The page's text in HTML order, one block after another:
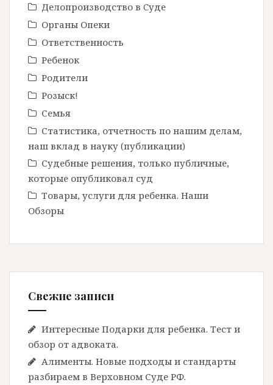
Делопроизводство в Cуде
Органы Опеки
Ответственность
Ребенок
Родители
Розыск!
Семья
Статистика, отчетность по нашим делам,
наш вклад в науку (публикации)
Судебные решения, только публичные,
которые опубликовал суд
Товары, услуги для ребенка. Наши
Обзоры
Свежие записи
Интересные Подарки для ребенка. Тест и
обзор от адвоката.
Алименты. Новые подходы и стандарты
разбираем в Верховном Суде РФ.